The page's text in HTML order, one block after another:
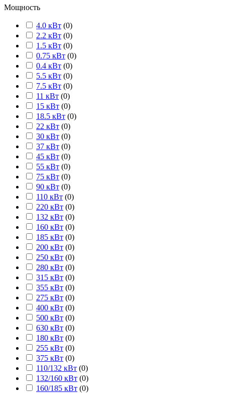
Мощность
4.0 кВт (0)
2.2 кВт (0)
1.5 кВт (0)
0.75 кВт (0)
0.4 кВт (0)
5.5 кВт (0)
7.5 кВт (0)
11 кВт (0)
15 кВт (0)
18.5 кВт (0)
22 кВт (0)
30 кВт (0)
37 кВт (0)
45 кВт (0)
55 кВт (0)
75 кВт (0)
90 кВт (0)
110 кВт (0)
220 кВт (0)
132 кВт (0)
160 кВт (0)
185 кВт (0)
200 кВт (0)
250 кВт (0)
280 кВт (0)
315 кВт (0)
355 кВт (0)
275 кВт (0)
400 кВт (0)
500 кВт (0)
630 кВт (0)
180 кВт (0)
255 кВт (0)
375 кВт (0)
110/132 кВт (0)
132/160 кВт (0)
160/185 кВт (0)